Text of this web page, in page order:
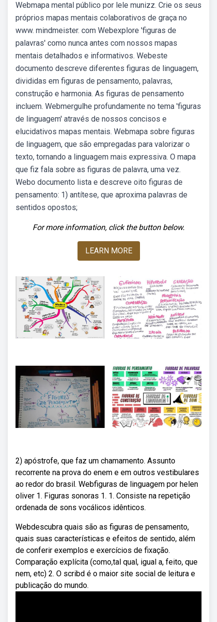
Webmapa mental público por lele munizz. Crie os seus
próprios mapas mentais colaborativos de graça no
www. mindmeister. com Webexplore 'figuras de
palavras' como nunca antes com nossos mapas
mentais detalhados e informativos. Webeste
documento descreve diferentes figuras de linguagem,
divididas em figuras de pensamento, palavras,
construção e harmonia. As figuras de pensamento
incluem. Webmergulhe profundamente no tema 'figuras
de linguagem' através de nossos concisos e
elucidativos mapas mentais. Webmapa sobre figuras
de linguagem, que são empregadas para valorizar o
texto, tornando a linguagem mais expressiva. O mapa
que fiz fala sobre as figuras de palavra, uma vez.
Webo documento lista e descreve oito figuras de
pensamento: 1) antítese, que aproxima palavras de
sentidos opostos;
For more information, click the button below.
LEARN MORE
2) apóstrofe, que faz um chamamento. Assunto
recorrente na prova do enem e em outros vestibulares
ao redor do brasil. Webfiguras de linguagem por helen
oliver 1. Figuras sonoras 1. 1. Consiste na repetição
ordenada de sons vocálicos idênticos.
Webdescubra quais são as figuras de pensamento,
quais suas características e efeitos de sentido, além
de conferir exemplos e exercícios de fixação.
Comparação explícita (como,tal qual, igual a, feito, que
nem, etc) 2. O scribd é o maior site social de leitura e
publicação do mundo.